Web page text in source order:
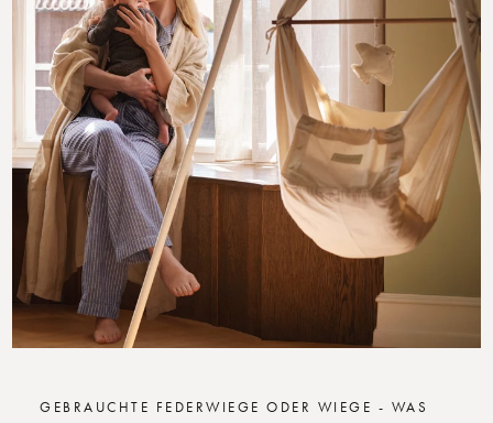
GEBRAUCHTE FEDERWIEGE ODER WIEGE - WAS